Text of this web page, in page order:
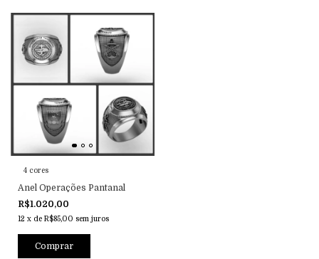
4 cores
Anel Operações Pantanal
R$1.020,00
12 x de R$85,00 sem juros
Comprar